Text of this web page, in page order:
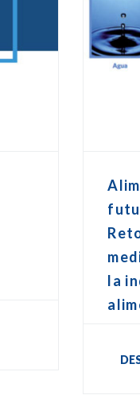
la